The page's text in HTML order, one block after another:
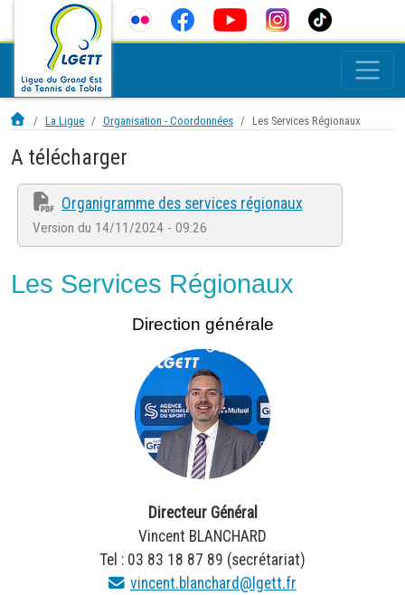
La Ligue Organisation - Coordonnées Les Services Régionaux
A télécharger
Organigramme des services régionaux
Version du 14/11/2024 - 09:26
Les Services Régionaux
Direction générale
Directeur Général
Vincent BLANCHARD
Tel : 03 83 18 87 89 (secrétariat)
vincent.blanchard@lgett.fr